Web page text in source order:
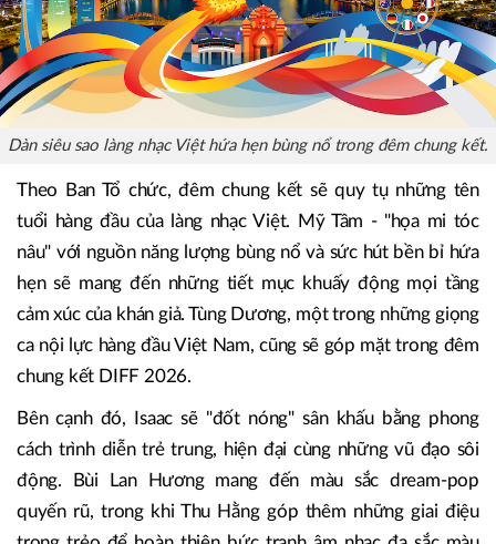
Dàn siêu sao làng nhạc Việt hứa hẹn bùng nổ trong đêm chung kết.
Theo Ban Tổ chức, đêm chung kết sẽ quy tụ những tên
tuổi hàng đầu của làng nhạc Việt. Mỹ Tâm - "họa mi tóc
nâu" với nguồn năng lượng bùng nổ và sức hút bền bỉ hứa
hẹn sẽ mang đến những tiết mục khuấy động mọi tầng
cảm xúc của khán giả. Tùng Dương, một trong những giọng
ca nội lực hàng đầu Việt Nam, cũng sẽ góp mặt trong đêm
chung kết DIFF 2026.
Bên cạnh đó, Isaac sẽ "đốt nóng" sân khấu bằng phong
cách trình diễn trẻ trung, hiện đại cùng những vũ đạo sôi
động. Bùi Lan Hương mang đến màu sắc dream-pop
quyến rũ, trong khi Thu Hằng góp thêm những giai điệu